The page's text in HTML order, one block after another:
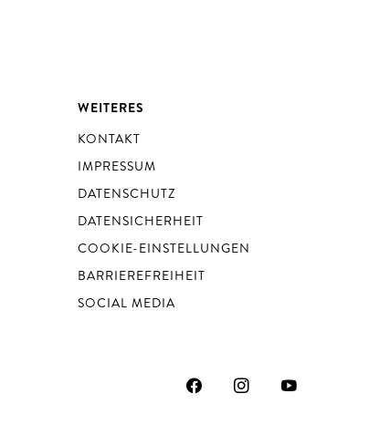
WEITERES
KONTAKT
IMPRESSUM
DATENSCHUTZ
DATENSICHERHEIT
COOKIE-EINSTELLUNGEN
BARRIEREFREIHEIT
SOCIAL MEDIA